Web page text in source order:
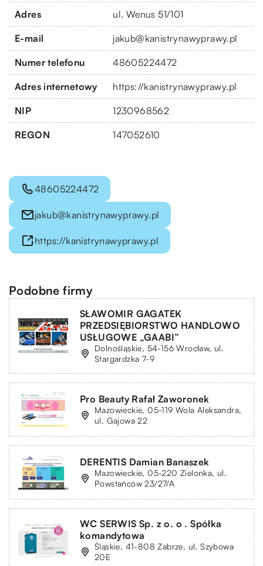
Adres ul. Wenus 51/101
E-mail jakub@kanistrynawyprawy.pl
Numer telefonu 48605224472
Adres internetowy https://kanistrynawyprawy.pl
NIP 1230968562
REGON 147052610
48605224472
jakub@kanistrynawyprawy.pl
https://kanistrynawyprawy.pl
Podobne firmy
SŁAWOMIR GAGATEK
PRZEDSIĘBIORSTWO HANDLOWO
USŁUGOWE „GAABI”
Dolnośląskie, 54-156 Wrocław, ul.
Stargardzka 7-9
Pro Beauty Rafał Zaworonek
Mazowieckie, 05-119 Wola Aleksandra,
ul. Gajowa 22
DERENTIS Damian Banaszek
Mazowieckie, 05-220 Zielonka, ul.
Powstańców 23/27/A
WC SERWIS Sp. z o. o . Spółka
komandytowa
Śląskie, 41-808 Zabrze, ul. Szybowa
20E